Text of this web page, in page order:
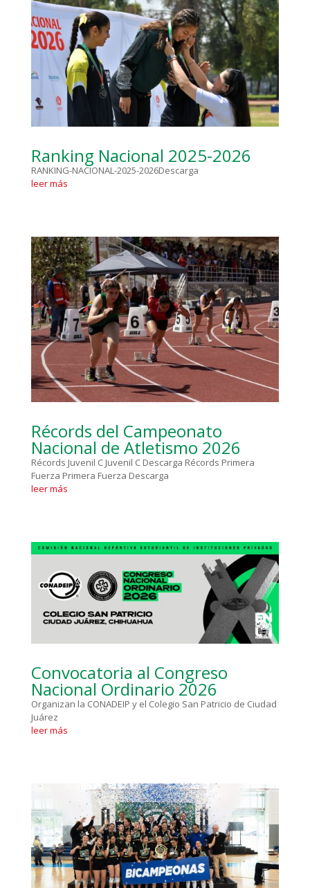
Ranking Nacional 2025-2026
RANKING-NACIONAL-2025-2026Descarga
leer más
Récords del Campeonato
Nacional de Atletismo 2026
Récords Juvenil C Juvenil C Descarga Récords Primera
Fuerza Primera Fuerza Descarga
leer más
Convocatoria al Congreso
Nacional Ordinario 2026
Organizan la CONADEIP y el Colegio San Patricio de Ciudad
Juárez
leer más